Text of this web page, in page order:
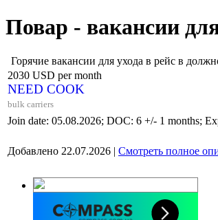
Повар - вакансии
Горячие вакансии для ухода в рейс в
2030 USD per month
NEED COOK
bulk carriers
Join date: 05.08.2026; DOC: 6 +/- 1 months;
Добавлено 22.07.2026 | Смотреть полное